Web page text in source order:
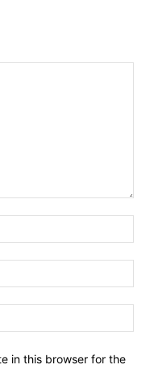
in this browser for the